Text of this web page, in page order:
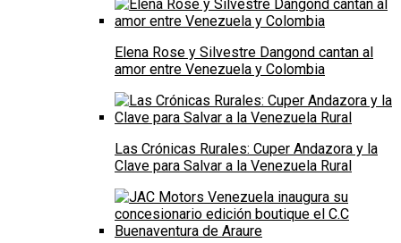
Elena Rose y Silvestre Dangond cantan al
amor entre Venezuela y Colombia
Las Crónicas Rurales: Cuper Andazora y la
Clave para Salvar a la Venezuela Rural